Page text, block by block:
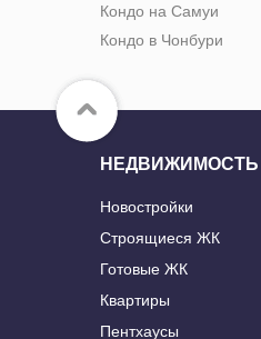
Кондо на Самуи
Кондо в Чонбури
НЕДВИЖИМОСТЬ
Новостройки
Строящиеся ЖК
Готовые ЖК
Квартиры
Пентхаусы